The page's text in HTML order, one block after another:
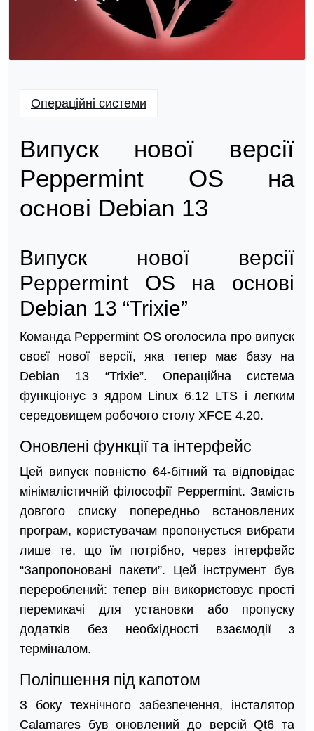
Операційні системи
Випуск нової версії
Peppermint OS на
основі Debian 13
Випуск нової версії
Peppermint OS на основі
Debian 13 “Trixie”
Команда Peppermint OS оголосила про випуск
своєї нової версії, яка тепер має базу на
Debian 13 “Trixie”. Операційна система
функціонує з ядром Linux 6.12 LTS і легким
середовищем робочого столу XFCE 4.20.
Оновлені функції та інтерфейс
Цей випуск повністю 64-бітний та відповідає
мінімалістичній філософії Peppermint. Замість
довгого списку попередньо встановлених
програм, користувачам пропонується вибрати
лише те, що їм потрібно, через інтерфейс
“Запропоновані пакети”. Цей інструмент був
перероблений: тепер він використовує прості
перемикачі для установки або пропуску
додатків без необхідності взаємодії з
терміналом.
Поліпшення під капотом
З боку технічного забезпечення, інсталятор
Calamares був оновлений до версій Qt6 та